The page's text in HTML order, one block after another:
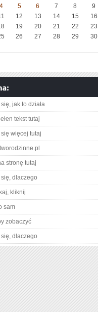
5 6 7 8
9
12 13 14 15
16
19 20 21 22
23
26 27 28 29 30
jak to działa
tekst tutaj
więcej tutaj
stronę tutaj
dlaczego
kliknij
sam
zobaczyć
dlaczego